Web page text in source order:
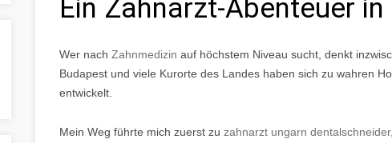
Ein Zahnarzt-Abenteuer in
Wer nach Zahnmedizin auf höchstem Niveau sucht, denkt
Budapest und viele Kurorte des Landes haben sich zu wahren
entwickelt.
Mein Weg führte mich zuerst zu zahnarzt ungarn dentalschneider